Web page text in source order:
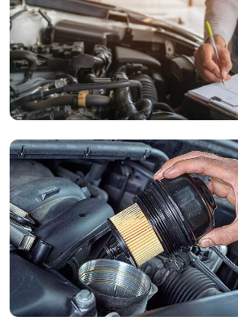
APK Keuring
Als RDW-erkend bedrijf verzorgen wij de
APK voor alle merken. Snel, eerlijk en
rapport.